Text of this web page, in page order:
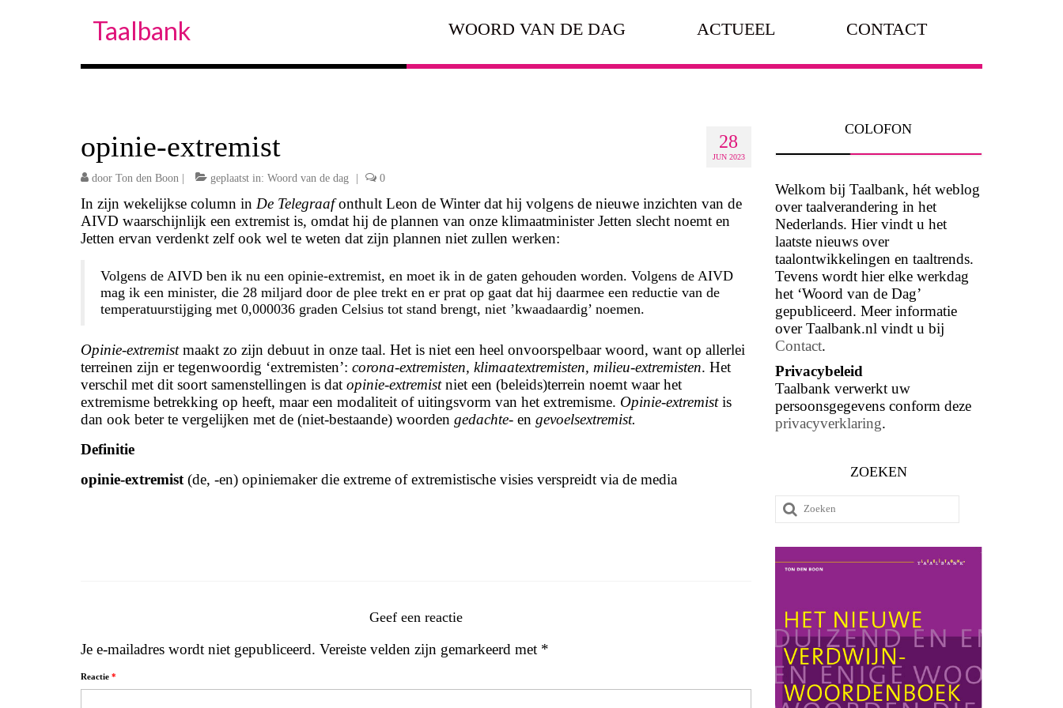
Taalbank WOORD VAN DE DAG ACTUEEL CONTACT
28
JUN 2023
opinie-extremist
door Ton den Boon geplaatst in: Woord van de dag 0
In zijn wekelijkse column in De Telegraafonthult Leon de Winter dat hij volgens de nieuwe inzichten van de
AIVD waarschijnlijk een extremist is, omdat hij de plannen van onze klimaatminister Jetten slecht noemt en
Jetten ervan verdenkt zelf ook wel te weten dat zijn plannen niet zullen werken:
Volgens de AIVD ben ik nu een opinie-extremist, en moet ik in de gaten gehouden worden. Volgens de AIVD
mag ik een minister, die 28 miljard door de plee trekt en er prat op gaat dat hij daarmee een reductie van de
temperatuurstijging met 0,000036 graden Celsius tot stand brengt, niet ’kwaadaardig’ noemen.
Opinie-extremistmaakt zo zijn debuut in onze taal. Het is niet een heel onvoorspelbaar woord, want op allerlei
terreinen zijn er tegenwoordig ‘extremisten’: corona-extremisten, klimaatextremisten, milieu-extremisten. Het
verschil met dit soort samenstellingen is dat opinie-extremistniet een (beleids)terrein noemt waar het
extremisme betrekking op heeft, maar een modaliteit of uitingsvorm van het extremisme. Opinie-extremistis
dan ook beter te vergelijken met de (niet-bestaande) woorden gedachte- en gevoelsextremist.
Definitie
opinie-extremist (de, -en) opiniemaker die extreme of extremistische visies verspreidt via de media
Geef een reactie
Je e-mailadres wordt niet gepubliceerd. Vereiste velden zijn gemarkeerd met *
Reactie *
COLOFON
Welkom bij Taalbank, hét weblog
over taalverandering in het
Nederlands. Hier vindt u het
laatste nieuws over
taalontwikkelingen en taaltrends.
Tevens wordt hier elke werkdag
het ‘Woord van de Dag’
gepubliceerd. Meer informatie
over Taalbank.nl vindt u bij
Contact.
Privacybeleid
Taalbank verwerkt uw
persoonsgegevens conform deze
privacyverklaring.
ZOEKEN
Zoeken
naar: